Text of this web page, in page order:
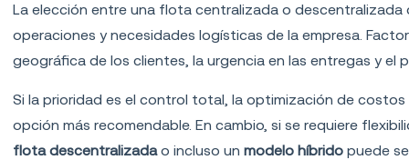
La elección entre una flota centralizada o
operaciones y necesidades logísticas de la empresa.
geográfica de los clientes, la urgencia en las entregas y el
Si la prioridad es el control total, la optimización de
opción más recomendable. En cambio, si se requiere
flota descentralizadao incluso unmodelo híbrido puede